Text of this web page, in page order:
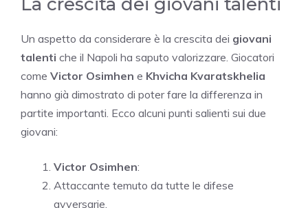
Un aspetto da considerare è la crescita dei giovani
talenti che il Napoli ha saputo valorizzare. Giocatori
come Victor Osimhen e Khvicha Kvaratskhelia
hanno già dimostrato di poter fare la differenza in
partite importanti. Ecco alcuni punti salienti sui due
giovani:
Victor Osimhen:
Attaccante temuto da tutte le difese
avversarie.